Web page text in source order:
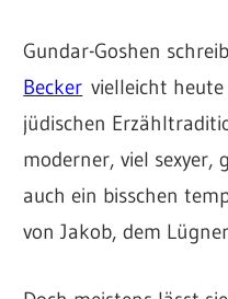
Gundar-Goshen
Becker vielleicht
jüdischen
moderner, viel sexyer,
auch ein bisschen
von Jakob, dem